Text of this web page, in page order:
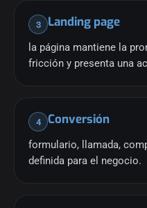
3 Landing page
la página mantiene la
fricción y presenta una
4 Conversión
formulario, llamada,
definida para el negocio.